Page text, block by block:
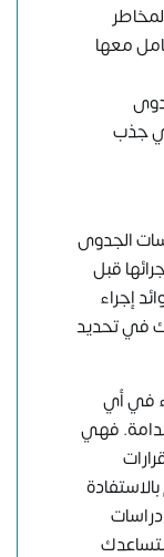
معها
جذب
الجدوى
قبل
إجراء
في تحديد
في أي
فهي